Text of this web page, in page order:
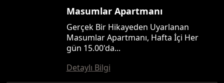
Masumlar Apartmanı
Gerçek Bir Hikayeden Uyarlanan
Masumlar Apartmanı, Hafta İçi Her
gün 15.00'da...
Detaylı Bilgi